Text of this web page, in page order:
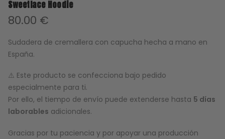
Sweetlace Hoodie
80.00 €
Sudadera de cremallera con capucha hecha a mano en
España.
⚠️ Este producto se confecciona bajo pedido
especialmente para ti.
Por ello, el tiempo de envío puede extenderse hasta 5 días
laborables adicionales.
Gracias por tu paciencia y por apoyar una producción